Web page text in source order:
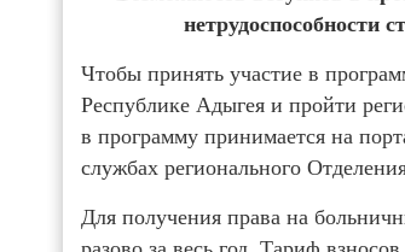
нетрудоспособности
Чтобы принять участие в
Республике Адыгея и пройти
в программу принимается на
службах регионального
Для получения права на